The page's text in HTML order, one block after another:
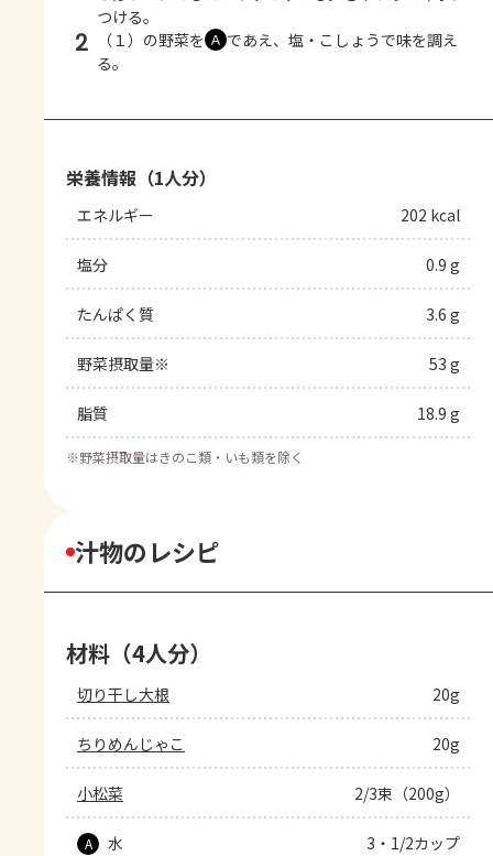
つける。
2 （１）の野菜を Ａ であえ、塩・こしょうで味を調え
る。
栄養情報（1人分）
エネルギー 202 kcal
塩分 0.9 g
たんぱく質 3.6 g
野菜摂取量※ 53 g
脂質 18.9 g
※野菜摂取量はきのこ類・いも類を除く
汁物のレシピ
材料（4人分）
切り干し大根 20g
ちりめんじゃこ 20g
小松菜 2/3束（200g）
A 水 3・1/2カップ